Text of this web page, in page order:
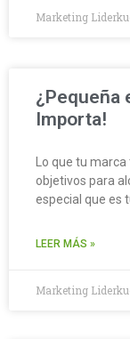
Marketing
¿Pequeña
Importa!
Lo que tu
objetivos para
especial que es
LEER MÁS »
Marketing